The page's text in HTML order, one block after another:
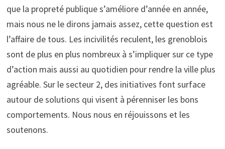
que la propreté publique s’améliore d’année en année,
mais nous ne le dirons jamais assez, cette question est
l’affaire de tous. Les incivilités reculent, les grenoblois
sont de plus en plus nombreux à s’impliquer sur ce type
d’action mais aussi au quotidien pour rendre la ville plus
agréable. Sur le secteur 2, des initiatives font surface
autour de solutions qui visent à pérenniser les bons
comportements. Nous nous en réjouissons et les
soutenons.